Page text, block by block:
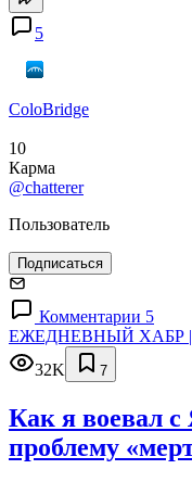
5
ColoBridge
10
Карма
@chatterer
Пользователь
Подписаться
Комментарии 5
ЕЖЕДНЕВНЫЙ ХАБР |
32K
7
Как я воевал
проблему